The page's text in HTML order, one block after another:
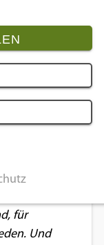
Brembo das
Zum
für
Und
für die